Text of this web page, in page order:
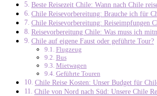
Beste Reisezeit Chile: Wann nach Chile
Chile Reisevorbereitung: Brauche ich für
Chile Reisevorbereitung: Reiseimpfungen
Reisevorbereitung Chile: Was muss ich
Chile auf eigene Faust oder geführte Tour?
Flugzeug
Bus
Mietwagen
Geführte Touren
Chile Reise Kosten: Unser Budget für
Chile von Nord nach Süd: Unsere Chile